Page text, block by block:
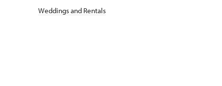
Weddings and Rentals